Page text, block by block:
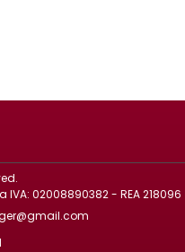
02008890382 - REA 218096